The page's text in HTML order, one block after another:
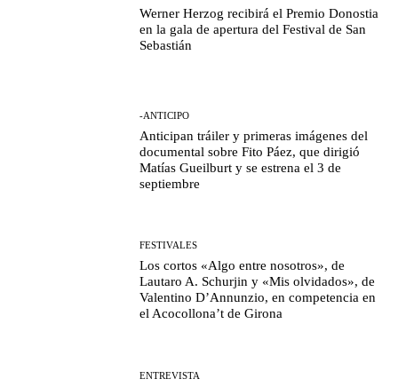
Werner Herzog recibirá el Premio Donostia
en la gala de apertura del Festival de San
Sebastián
-ANTICIPO
Anticipan tráiler y primeras imágenes del
documental sobre Fito Páez, que dirigió
Matías Gueilburt y se estrena el 3 de
septiembre
FESTIVALES
Los cortos «Algo entre nosotros», de
Lautaro A. Schurjin y «Mis olvidados», de
Valentino D’Annunzio, en competencia en
el Acocollona’t de Girona
ENTREVISTA